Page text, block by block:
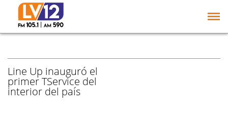
Toyota Plan: Line Up
entregó vehículos a 20
familias tucumanas
Line Up inauguró el
primer TService del
interior del país